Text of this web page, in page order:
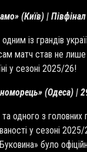
(Київ) |
одним із грандів
матч став не лише
у сезоні 2025/26!
(Одеса) |
одного з
у сезоні
«Буковина» було